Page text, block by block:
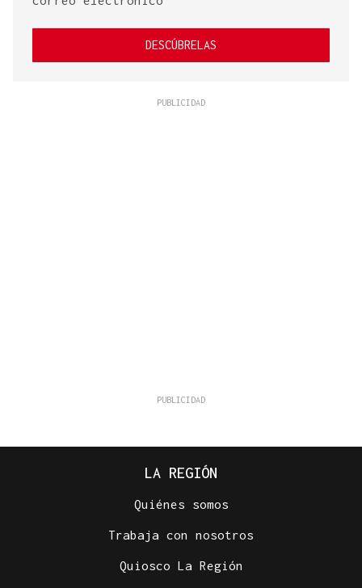
DESCÚBRELAS
LA REGIÓN
Quiénes somos
Trabaja con nosotros
Quiosco La Región